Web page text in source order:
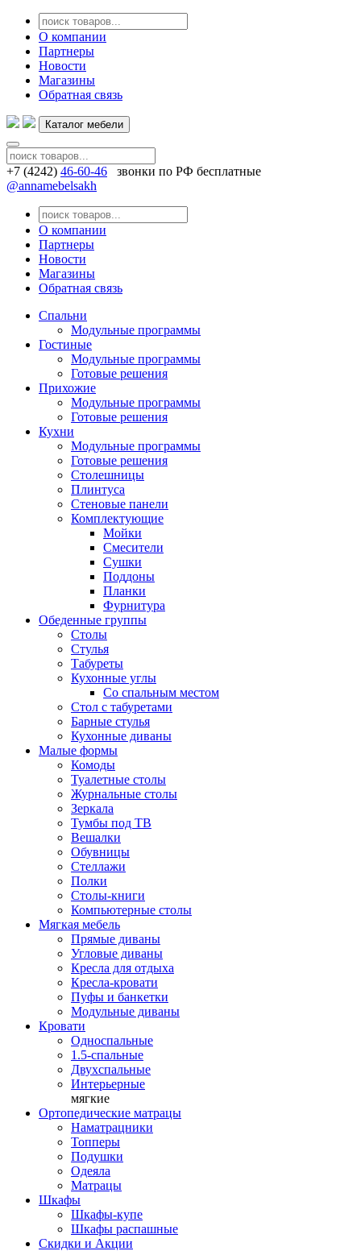
О компании
Партнеры
Новости
Магазины
Обратная связь
Каталог мебели
+7 (4242) 46-60-46
звонки по РФ бесплатные
@annamebelsakh
О компании
Партнеры
Новости
Магазины
Обратная связь
Спальни
Модульные программы
Гостиные
Модульные программы
Готовые решения
Прихожие
Модульные программы
Готовые решения
Кухни
Модульные программы
Готовые решения
Столешницы
Плинтуса
Стеновые панели
Комплектующие
Мойки
Смесители
Сушки
Поддоны
Планки
Фурнитура
Обеденные группы
Столы
Стулья
Табуреты
Кухонные углы
Со спальным местом
Стол с табуретами
Барные стулья
Кухонные диваны
Малые формы
Комоды
Туалетные столы
Журнальные столы
Зеркала
Тумбы под ТВ
Вешалки
Обувницы
Стеллажи
Полки
Столы-книги
Компьютерные столы
Мягкая мебель
Прямые диваны
Угловые диваны
Кресла для отдыха
Кресла-кровати
Пуфы и банкетки
Модульные диваны
Кровати
Односпальные
1.5-спальные
Двухспальные
Интерьерные
мягкие
Ортопедические матрацы
Наматрацники
Топперы
Подушки
Одеяла
Матрацы
Шкафы
Шкафы-купе
Шкафы распашные
Скидки и Акции